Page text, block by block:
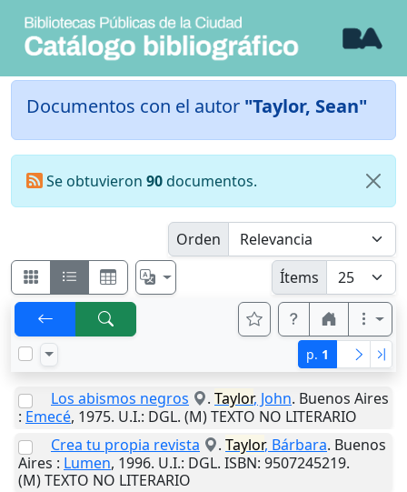
Documentos con el autor "Taylor, Sean"
Se obtuvieron 90documentos.
Orden
Ítems
p. 1
Los abismos negros . Taylor, John. Buenos Aires
: Emecé, 1975. U.I.: DGL. (M) TEXTO NO LITERARIO
Crea tu propia revista
. Taylor, Bárbara. Buenos
Aires : Lumen, 1996. U.I.: DGL. ISBN: 9507245219.
(M) TEXTO NO LITERARIO